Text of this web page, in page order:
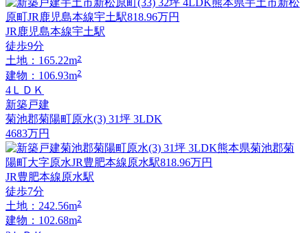
JR鹿児島本線宇土駅
徒歩9分
土地：165.22m2
建物：106.93m2
4ＬＤＫ
新築戸建
菊池郡菊陽町原水(3) 31坪 3LDK
4683万円
JR豊肥本線原水駅
徒歩7分
土地：242.56m2
建物：102.68m2